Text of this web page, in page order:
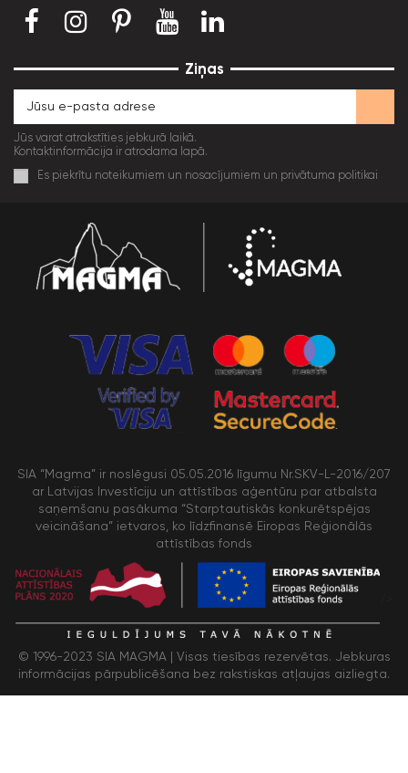
Ziņas
Jūs varat atrakstīties jebkurā laikā.
Kontaktinformācija ir atrodama lapā.
Es piekrītu noteikumiem un nosacījumiem un privātuma politikai
SIA “Magma” ir noslēgusi 05.05.2016 līgumu Nr.SKV-L-2016/207
ar Latvijas Investīciju un attīstības aģentūru par atbalsta
saņemšanu pasākuma “Starptautiskās konkurētspējas
veicināšana” ietvaros, ko līdzfinansē Eiropas Reģionālās
attīstības fonds
© 1996-2023 SIA MAGMA | Visas tiesības rezervētas. Jebkuras
informācijas pārpublicēšana bez rakstiskas atļaujas aizliegta.